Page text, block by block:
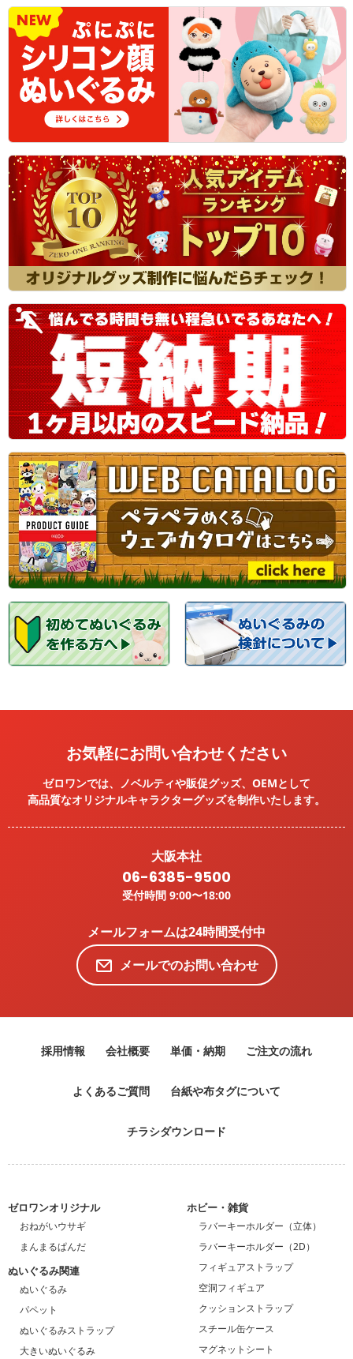
お気軽にお問い合わせください
ゼロワンでは、ノベルティや販促グッズ、OEMとして
高品質なオリジナルキャラクターグッズを制作いたします。
大阪本社
06-6385-9500
受付時間 9:00〜18:00
メールフォームは24時間受付中
メールでのお問い合わせ
採用情報 会社概要 単価・納期 ご注文の流れ
よくあるご質問 台紙や布タグについて
チラシダウンロード
ゼロワンオリジナル
おねがいウサギ
まんまるぱんだ
ぬいぐるみ関連
ぬいぐるみ
パペット
ぬいぐるみストラップ
大きいぬいぐるみ
ホビー・雑貨
ラバーキーホルダー（立体）
ラバーキーホルダー（2D）
フィギュアストラップ
空洞フィギュア
クッションストラップ
スチール缶ケース
マグネットシート